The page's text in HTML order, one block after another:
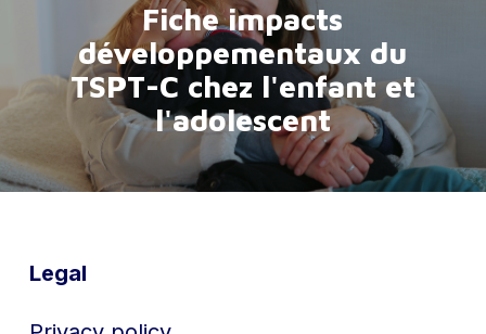
Fiche impacts
développementaux du
TSPT-C chez l'enfant et
l'adolescent
Legal